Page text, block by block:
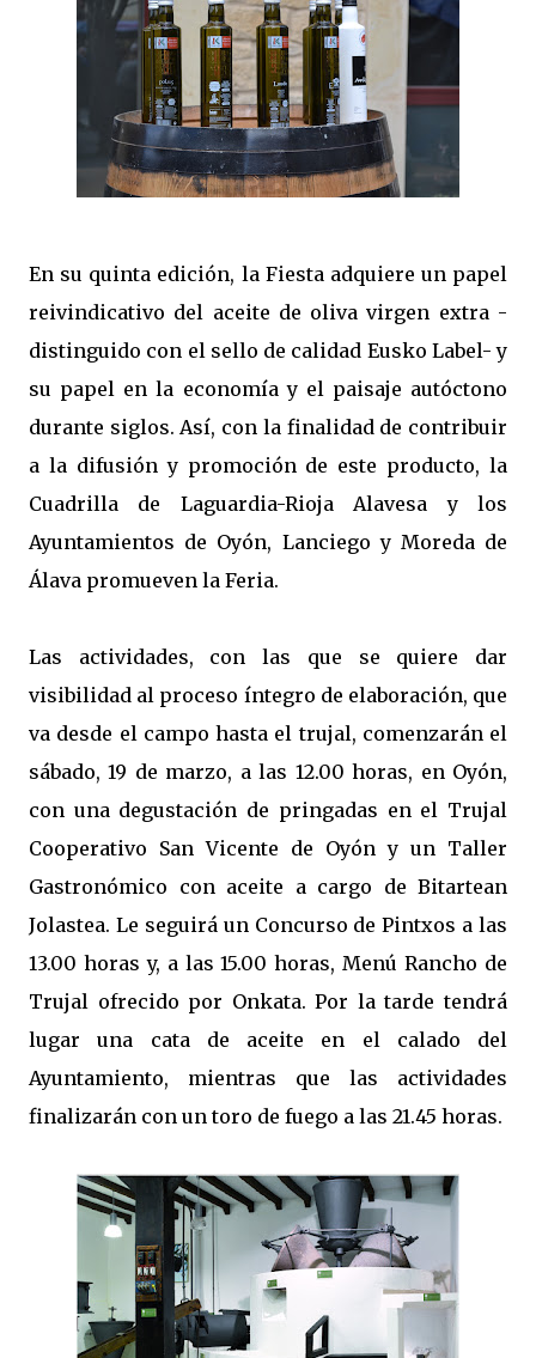
En su quinta edición, la Fiesta adquiere un papel
reivindicativo del aceite de oliva virgen extra -
distinguido con el sello de calidad Eusko Label- y
su papel en la economía y el paisaje autóctono
durante siglos. Así, con la finalidad de contribuir
a la difusión y promoción de este producto, la
Cuadrilla de Laguardia-Rioja Alavesa y los
Ayuntamientos de Oyón, Lanciego y Moreda de
Álava promueven la Feria.
Las actividades, con las que se quiere dar
visibilidad al proceso íntegro de elaboración, que
va desde el campo hasta el trujal, comenzarán el
sábado, 19 de marzo, a las 12.00 horas, en Oyón,
con una degustación de pringadas en el Trujal
Cooperativo San Vicente de Oyón y un Taller
Gastronómico con aceite a cargo de Bitartean
Jolastea. Le seguirá un Concurso de Pintxos a las
13.00 horas y, a las 15.00 horas, Menú Rancho de
Trujal ofrecido por Onkata. Por la tarde tendrá
lugar una cata de aceite en el calado del
Ayuntamiento, mientras que las actividades
finalizarán con un toro de fuego a las 21.45 horas.